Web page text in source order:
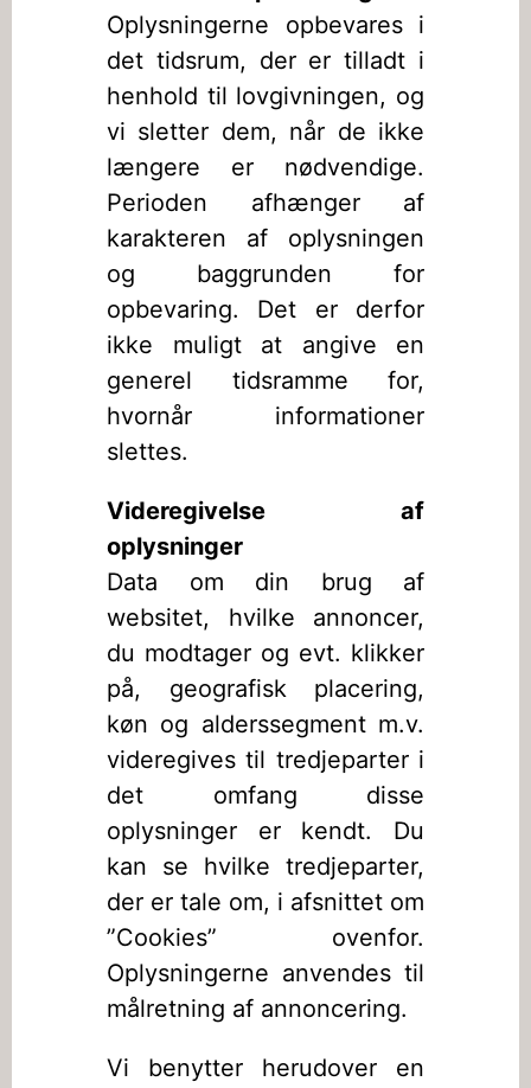
Oplysningerne opbevares i
det tidsrum, der er tilladt i
henhold til lovgivningen, og
vi sletter dem, når de ikke
længere er nødvendige.
Perioden afhænger af
karakteren af oplysningen
og baggrunden for
opbevaring. Det er derfor
ikke muligt at angive en
generel tidsramme for,
hvornår informationer
slettes.
Videregivelse af
oplysninger
Data om din brug af
websitet, hvilke annoncer,
du modtager og evt. klikker
på, geografisk placering,
køn og alderssegment m.v.
videregives til tredjeparter i
det omfang disse
oplysninger er kendt. Du
kan se hvilke tredjeparter,
der er tale om, i afsnittet om
”Cookies” ovenfor.
Oplysningerne anvendes til
målretning af annoncering.
Vi benytter herudover en